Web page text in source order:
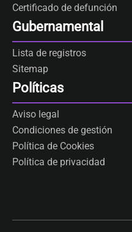
Certificado de defunción
Gubernamental
Lista de registros
Sitemap
Políticas
Aviso legal
Condiciones de gestión
Política de Cookies
Política de privacidad